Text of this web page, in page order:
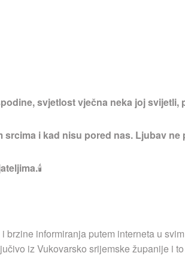
svjetlost vječna neka joj svijetli,
srcima i kad nisu pored nas. Ljubav
🕯
brzine informiranja putem interneta u
iz Vukovarsko srijemske županije i